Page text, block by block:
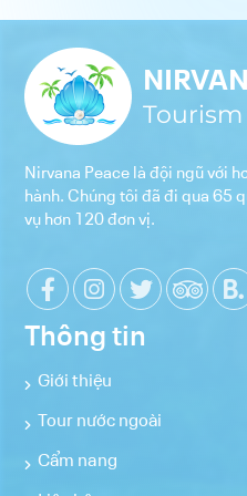
ĐIỀU KHOẢN
Tourism
Nirvana Peace là đội ngũ với
hành. Chúng tôi đã đi qua 65
vụ hơn 120 đơn vị.
Thông tin
Giới thiệu
Tour nước ngoài
Cẩm nang